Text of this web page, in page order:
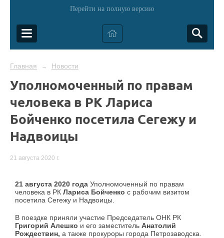
Перейти на полную версию
Главная → Новости
Уполномоченный по правам
человека в РК Лариса
Бойченко посетила Сегежу и
Надвоицы
21 августа 2020 г.
21 августа 2020 года Уполномоченный по правам
человека в РК Лариса Бойченко с рабочим визитом
посетила Сегежу и Надвоицы.
В поездке приняли участие Председатель ОНК РК
Григорий Алешко и его заместитель Анатолий
Рождествин, а также прокуроры города Петрозаводска.